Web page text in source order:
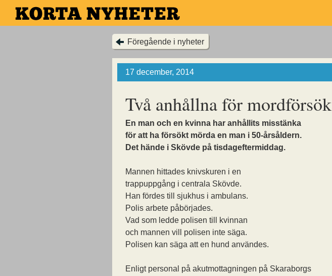
Hoppa
till
Föregående i nyheter
17 december, 2014
Två anhållna för mordförsök
En man och en kvinna har anhållits misstänka
för att ha försökt mörda en man i 50-årsåldern.
Det hände i Skövde på tisdageftermiddag.
Mannen hittades knivskuren i en
trappuppgång i centrala Skövde.
Han fördes till sjukhus i ambulans.
Polis arbete påbörjades.
Vad som ledde polisen till kvinnan
och mannen vill polisen inte säga.
Polisen kan säga att en hund användes.
Enligt personal på akutmottagningen på Skaraborgs